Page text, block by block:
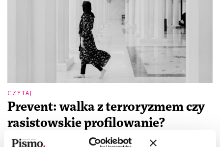
CZYTAJ
Prevent: walka z terroryzmem czy
rasistowskie profilowanie?
SUHAIYMAH MANZOOR-KHAN
2.01.2025